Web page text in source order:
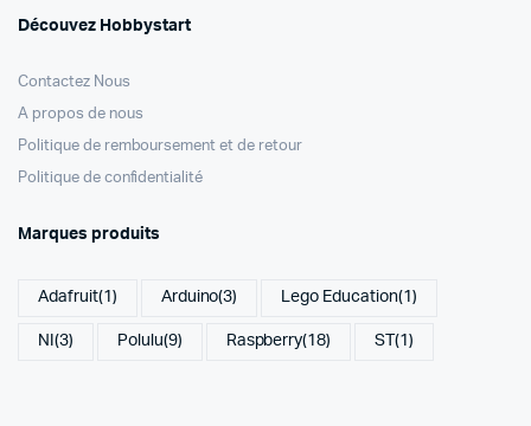
Découvez Hobbystart
Contactez Nous
A propos de nous
Politique de remboursement et de retour
Politique de confidentialité
Marques produits
Adafruit(1) Arduino(3) Lego Education(1)
NI (3) Polulu(9) Raspberry(18) ST(1)